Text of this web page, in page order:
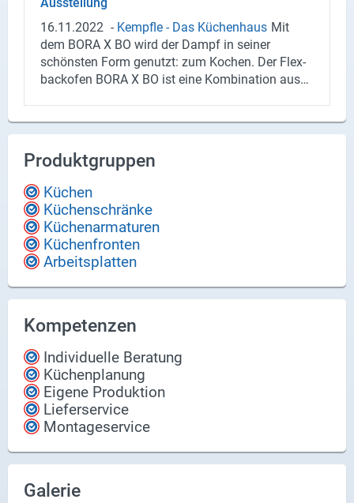
Aus­stel­lung
16.11.2022 - Kempf­le - Das Kü­chen­haus Mit
dem BORA X BO wird der Dampf in sei­ner
schöns­ten Form ge­nutzt: zum Ko­chen. Der Flex­
back­ofen BORA X BO ist eine Kom­bi­na­ti­on aus
Produktgruppen
Küchen
Küchenschränke
Küchenarmaturen
Küchenfronten
Arbeitsplatten
Kompetenzen
Individuelle Beratung
Küchenplanung
Eigene Produktion
Lieferservice
Montageservice
Galerie